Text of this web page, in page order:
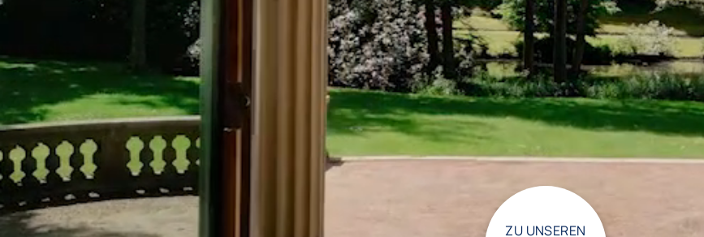
ZU UNSEREN